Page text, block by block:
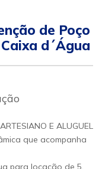
de Poço
d´Água
E ALUGUEL
que acompanha
para locação de 5,